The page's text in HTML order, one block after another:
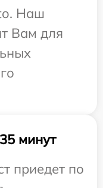
Наш
Вам для
минут
приедет по